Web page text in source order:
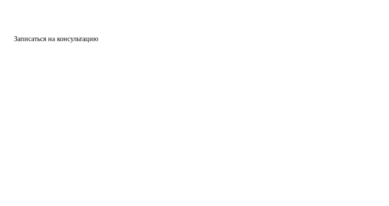
Записаться на консультацию